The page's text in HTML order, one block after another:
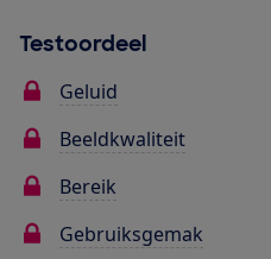
Testoordeel
Geluid
Beeldkwaliteit
Bereik
Gebruiksgemak